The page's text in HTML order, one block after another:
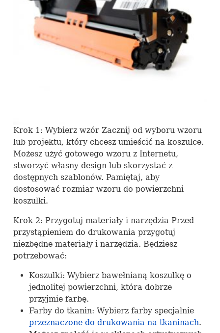
Krok 1: Wybierz wzór Zacznij od wyboru wzoru
lub projektu, który chcesz umieścić na koszulce.
Możesz użyć gotowego wzoru z Internetu,
stworzyć własny design lub skorzystać z
dostępnych szablonów. Pamiętaj, aby
dostosować rozmiar wzoru do powierzchni
koszulki.
Krok 2: Przygotuj materiały i narzędzia Przed
przystąpieniem do drukowania przygotuj
niezbędne materiały i narzędzia. Będziesz
potrzebować:
Koszulki: Wybierz bawełnianą koszulkę o
jednolitej powierzchni, która dobrze
przyjmie farbę.
Farby do tkanin: Wybierz farby specjalnie
przeznaczone do drukowania na tkaninach.